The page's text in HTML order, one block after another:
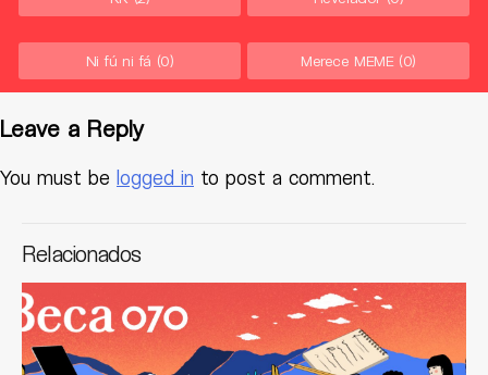
Ni fú ni fá (0) Merece MEME (0)
Leave a Reply
You must be logged in to post a comment.
Relacionados